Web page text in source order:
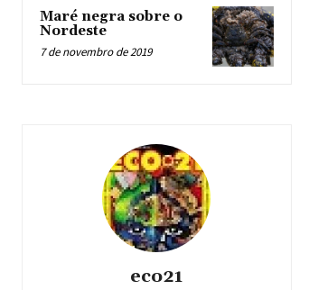
Maré negra sobre o
Nordeste
7 de novembro de 2019
eco21